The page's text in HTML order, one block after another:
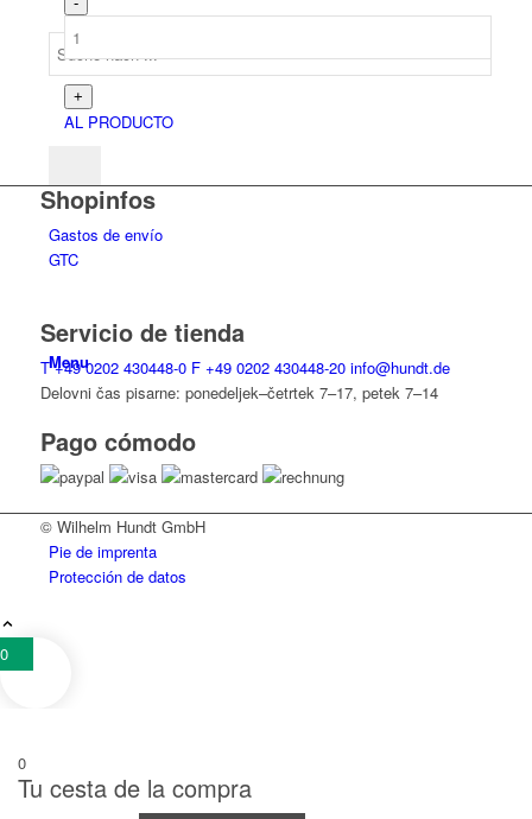
Menu
AL PRODUCTO
Shopinfos
Gastos de envío
GTC
Servicio de tienda
T+49 0202 430448-0 F +49 0202 430448-20 info@hundt.de
Delovni čas pisarne: ponedeljek–četrtek 7–17, petek 7–14
Pago cómodo
© Wilhelm Hundt GmbH
Pie de imprenta
Protección de datos
0
0
Tu cesta de la compra